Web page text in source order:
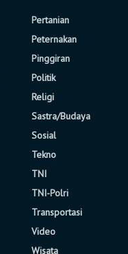
Pertanian
Peternakan
Pinggiran
Politik
Religi
Sastra/Budaya
Sosial
Tekno
TNI
TNI-Polri
Transportasi
Video
Wisata